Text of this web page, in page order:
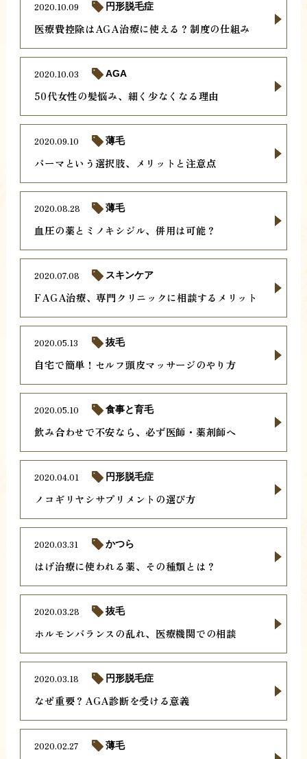
医療費控除はAGA治療に使える？制度の仕組み
2020.10.09 円形脱毛症
50代女性の髪悩み、細く少なくなる理由
2020.10.03 AGA
パーマという選択肢、メリットと注意点
2020.09.10 薄毛
血圧の薬とミノキシジル、併用は可能？
2020.08.28 薄毛
FAGA治療、専門クリニックに相談するメリット
2020.07.08 スキンケア
自宅で簡単！セルフ頭皮マッサージのやり方
2020.05.13 抜毛
飲み合わせで不安なら、必ず医師・薬剤師へ
2020.05.10 食事と育毛
ノコギリヤシサプリメントの選び方
2020.04.01 円形脱毛症
はげ治療に使われる薬、その種類とは？
2020.03.31 かつら
ホルモンバランスの乱れ、医療機関での相談
2020.03.28 抜毛
なぜ重要？AGA診断を受ける意義
2020.03.18 円形脱毛症
2020.02.27 薄毛